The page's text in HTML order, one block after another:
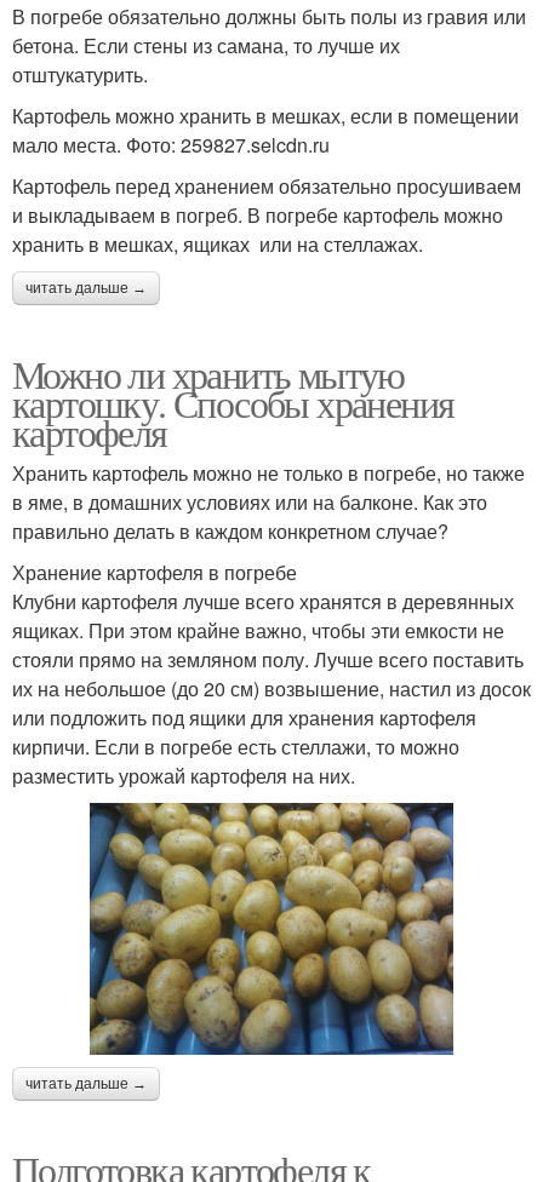
В погребе обязательно должны быть полы из гравия или
бетона. Если стены из самана, то лучше их
отштукатурить.
Картофель можно хранить в мешках, если в помещении
мало места. Фото: 259827.selcdn.ru
Картофель перед хранением обязательно просушиваем
и выкладываем в погреб. В погребе картофель можно
хранить в мешках, ящиках или на стеллажах.
читать дальше →
Можно ли хранить мытую
картошку. Способы хранения
картофеля
Хранить картофель можно не только в погребе, но также
в яме, в домашних условиях или на балконе. Как это
правильно делать в каждом конкретном случае?
Хранение картофеля в погребе
Клубни картофеля лучше всего хранятся в деревянных
ящиках. При этом крайне важно, чтобы эти емкости не
стояли прямо на земляном полу. Лучше всего поставить
их на небольшое (до 20 см) возвышение, настил из досок
или подложить под ящики для хранения картофеля
кирпичи. Если в погребе есть стеллажи, то можно
разместить урожай картофеля на них.
читать дальше →
Подготовка картофеля к